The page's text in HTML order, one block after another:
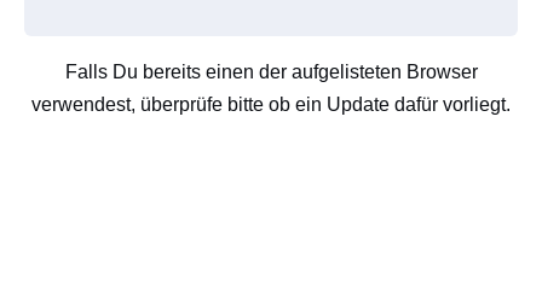
Falls Du bereits einen der aufgelisteten Browser
verwendest, überprüfe bitte ob ein Update dafür vorliegt.